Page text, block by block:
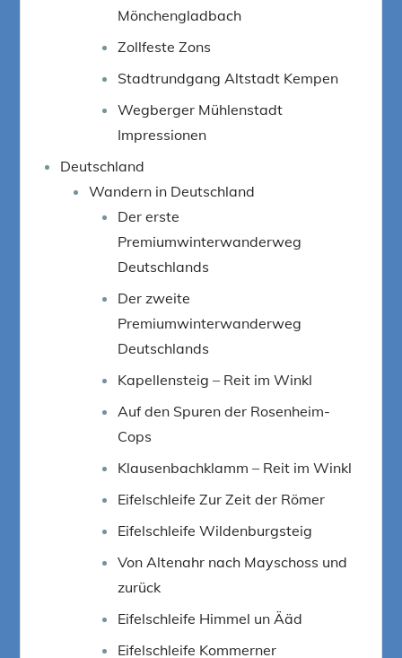
Mönchengladbach
Zollfeste Zons
Stadtrundgang Altstadt Kempen
Wegberger Mühlenstadt
Impressionen
Deutschland
Wandern in Deutschland
Der erste
Premiumwinterwanderweg
Deutschlands
Der zweite
Premiumwinterwanderweg
Deutschlands
Kapellensteig – Reit im Winkl
Auf den Spuren der Rosenheim-
Cops
Klausenbachklamm – Reit im Winkl
Eifelschleife Zur Zeit der Römer
Eifelschleife Wildenburgsteig
Von Altenahr nach Mayschoss und
zurück
Eifelschleife Himmel un Ääd
Eifelschleife Kommerner